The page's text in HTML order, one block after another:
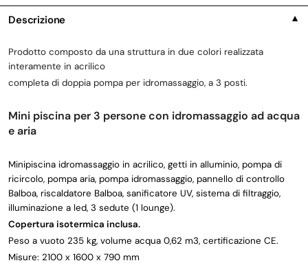
Descrizione ▼
Prodotto composto da una struttura in due colori realizzata
interamente in acrilico
completa di doppia pompa per idromassaggio, a 3 posti.
Mini piscina per 3 persone con idromassaggio ad acqua
e aria
Minipiscina idromassaggio in acrilico, getti in alluminio, pompa di
ricircolo, pompa aria, pompa idromassaggio, pannello di controllo
Balboa, riscaldatore Balboa, sanificatore UV, sistema di filtraggio,
illuminazione a led, 3 sedute (1 lounge).
Copertura isotermica inclusa.
Peso a vuoto 235 kg, volume acqua 0,62 m3, certificazione CE.
Misure: 2100 x 1600 x 790 mm